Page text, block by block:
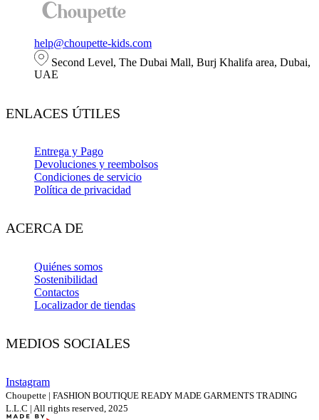
help@choupette-kids.com
Second Level, The Dubai Mall, Burj Khalifa area, Dubai,
UAE
ENLACES ÚTILES
Entrega y Pago
Devoluciones y reembolsos
Condiciones de servicio
Política de privacidad
ACERCA DE
Quiénes somos
Sostenibilidad
Contactos
Localizador de tiendas
MEDIOS SOCIALES
Instagram
Choupette | FASHION BOUTIQUE READY MADE GARMENTS TRADING
L.L.C | All rights reserved, 2025